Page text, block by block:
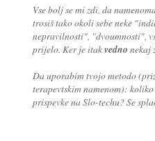
Vse bolj se mi zdi, da
trosiš tako okoli sebe neke
nepravilnosti", "dvoumnosti",
prijelo. Ker je itakvedno nekaj
Da uporabim tvojo metodo
terapevtskim namenom):
prispevke na Slo-techu? Se